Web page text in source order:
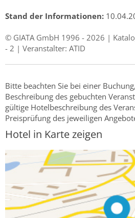
Stand der Informationen:
© GIATA GmbH 1996 - 2026 |
- 2 | Veranstalter: ATID
Bitte beachten Sie bei einer
Beschreibung des gebuchten
gültige Hotelbeschreibung des
Preisprüfung des jeweiligen
Hotel in Karte zeigen